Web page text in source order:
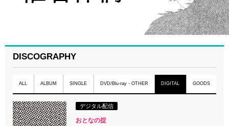
DISCOGRAPHY
ALL ALBUM SINGLE DVD/Blu-ray・OTHER DIGITAL GOODS
デジタル配信
おとなの掟